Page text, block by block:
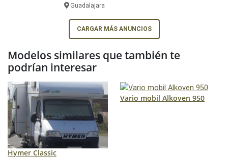
Guadalajara
CARGAR MÁS ANUNCIOS
Modelos similares que también te
podrían interesar
Hymer Classic
Vario mobil Alkoven 950